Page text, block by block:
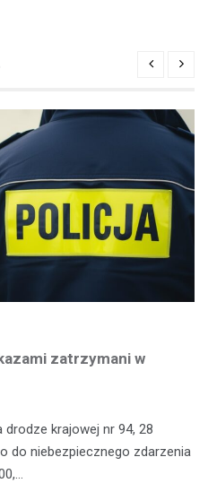
zatrzymani w
krajowej nr 94, 28
do niebezpiecznego zdarzenia